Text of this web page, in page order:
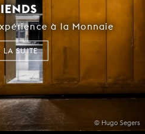
© Hugo Segers
à la Monnaie
LA SUITE